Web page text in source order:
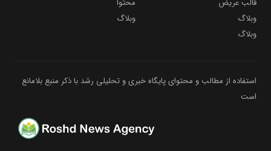
قالب عریض
محتوا
وبلاگ
وبلاگ
وبلاگ
استفاده از مطالب و محتوای پایگاه خبری و تحلیلی رشد با ذکر منبع بلامانع
است